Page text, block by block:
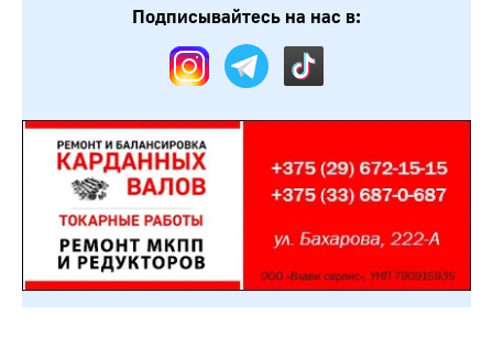
Подписывайтесь на нас в: